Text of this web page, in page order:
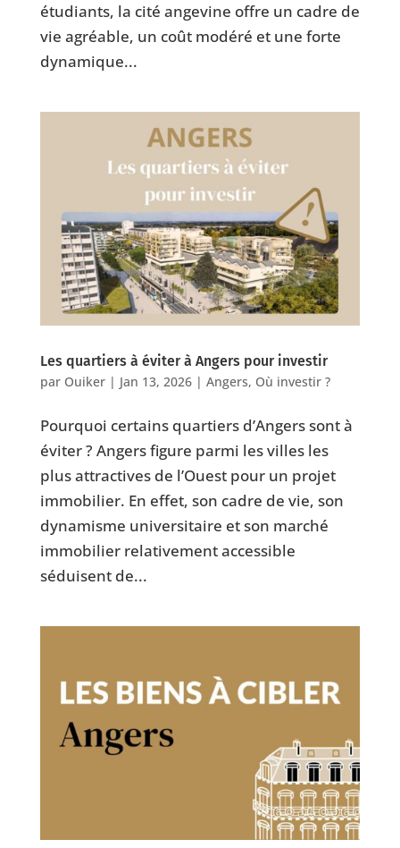
étudiants, la cité angevine offre un cadre de
vie agréable, un coût modéré et une forte
dynamique...
Les quartiers à éviter à Angers pour investir
par Ouiker| Jan 13, 2026| Angers, Où investir ?
Pourquoi certains quartiers d’Angers sont à
éviter ? Angers figure parmi les villes les
plus attractives de l’Ouest pour un projet
immobilier. En effet, son cadre de vie, son
dynamisme universitaire et son marché
immobilier relativement accessible
séduisent de...